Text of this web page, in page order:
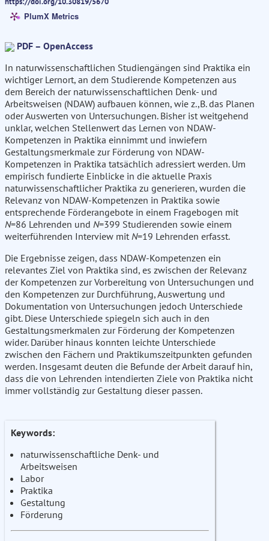
PlumX Metrics
PDF – OpenAccess
In naturwissenschaftlichen Studiengängen sind Praktika ein
wichtiger Lernort, an dem Studierende Kompetenzen aus
dem Bereich der naturwissenschaftlichen Denk- und
Arbeitsweisen (NDAW) aufbauen können, wie z.,B. das Planen
oder Auswerten von Untersuchungen. Bisher ist weitgehend
unklar, welchen Stellenwert das Lernen von NDAW-
Kompetenzen in Praktika einnimmt und inwiefern
Gestaltungsmerkmale zur Förderung von NDAW-
Kompetenzen in Praktika tatsächlich adressiert werden. Um
empirisch fundierte Einblicke in die aktuelle Praxis
naturwissenschaftlicher Praktika zu generieren, wurden die
Relevanz von NDAW-Kompetenzen in Praktika sowie
entsprechende Förderangebote in einem Fragebogen mit
N=86 Lehrenden und N=399 Studierenden sowie einem
weiterführenden Interview mit N=19 Lehrenden erfasst.
Die Ergebnisse zeigen, dass NDAW-Kompetenzen ein
relevantes Ziel von Praktika sind, es zwischen der Relevanz
der Kompetenzen zur Vorbereitung von Untersuchungen und
den Kompetenzen zur Durchführung, Auswertung und
Dokumentation von Untersuchungen jedoch Unterschiede
gibt. Diese Unterschiede spiegeln sich auch in den
Gestaltungsmerkmalen zur Förderung der Kompetenzen
wider. Darüber hinaus konnten leichte Unterschiede
zwischen den Fächern und Praktikumszeitpunkten gefunden
werden. Insgesamt deuten die Befunde der Arbeit darauf hin,
dass die von Lehrenden intendierten Ziele von Praktika nicht
immer vollständig zur Gestaltung dieser passen.
Keywords:
naturwissenschaftliche Denk- und
Arbeitsweisen
Labor
Praktika
Gestaltung
Förderung